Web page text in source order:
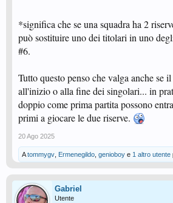
*significa che se una squadra ha 2
può sostituire uno dei titolari in uno
#6.
Tutto questo penso che valga anche se
all'inizio o alla fine dei singolari... in
doppio come prima partita possono
primi a giocare le due riserve.
20 Ago 2025
Atommygv Ermenegildo genioboy e 1 altro utente
Gabriel
Utente